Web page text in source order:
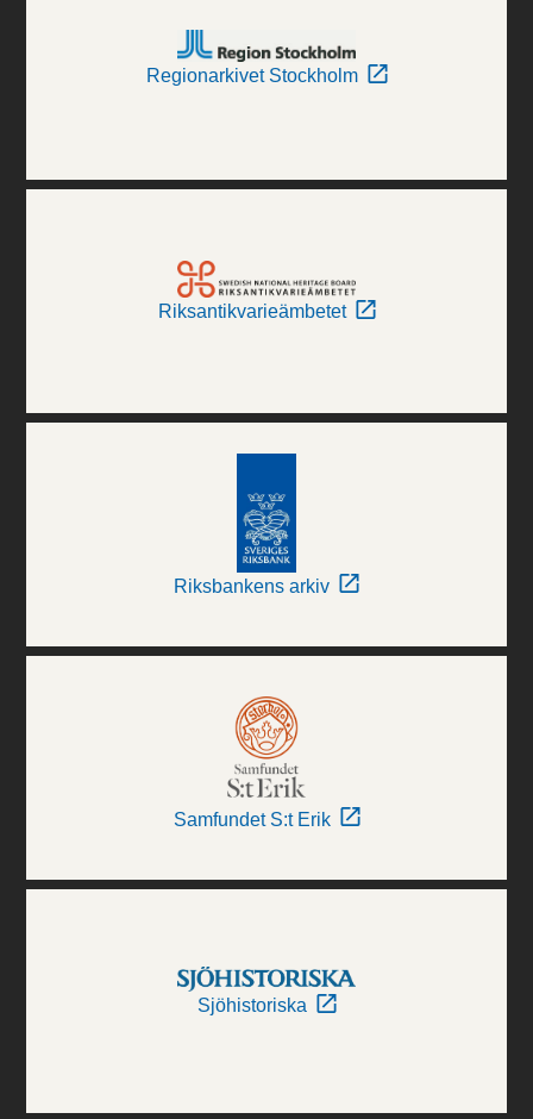
Regionarkivet Stockholm
Riksantikvarieämbetet
Riksbankens arkiv
Samfundet S:t Erik
Sjöhistoriska